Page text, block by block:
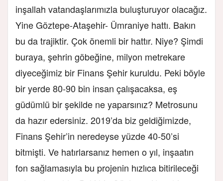
inşallah vatandaşlarımızla buluşturuyor olacağız.
Yine Göztepe-Ataşehir- Ümraniye hattı. Bakın
bu da trajiktir. Çok önemli bir hattır. Niye? Şimdi
buraya, şehrin göbeğine, milyon metrekare
diyeceğimiz bir Finans Şehir kuruldu. Peki böyle
bir yerde 80-90 bin insan çalışacaksa, eş
güdümlü bir şekilde ne yaparsınız? Metrosunu
da hazır edersiniz. 2019’da biz geldiğimizde,
Finans Şehir’in neredeyse yüzde 40-50’si
bitmişti. Ve hatırlarsanız hemen o yıl, inşaatın
fon sağlamasıyla bu projenin hızlıca bitirileceği